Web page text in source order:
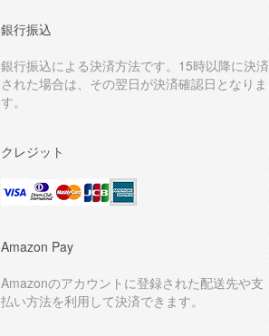
銀行振込
銀行振込による決済方法です。15時以降に決済
された場合は、その翌日が決済確認日となりま
す。
クレジット
Amazon Pay
Amazonのアカウントに登録された配送先や支
払い方法を利用して決済できます。